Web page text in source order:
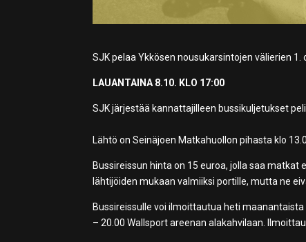
SJK pelaa Ykkösen nousukarsintojen välierien
LAUANTAINA 8.10. KLO 17:00
SJK järjestää kannattajilleen bussikuljetukset
Lähtö on Seinäjoen Matkahuollon pihasta klo
Bussireissun hinta on 15 euroa, jolla saa
lähtijöiden mukaan valmiiksi portille, mutta ne
Bussireissulle voi ilmoittautua heti maanantaista
– 20.00 Wallsport areenan alakahvilaan.